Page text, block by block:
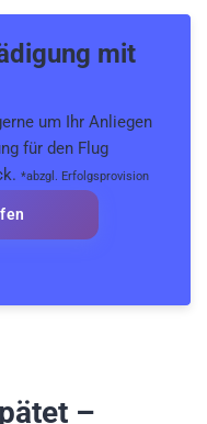
mit
um Ihr Anliegen
für den Flug
*abzgl. Erfolgsprovision
–